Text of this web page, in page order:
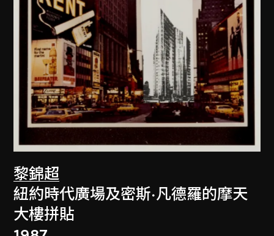
黎錦超
紐約時代廣場及密斯·凡德羅的摩天
大樓拼貼